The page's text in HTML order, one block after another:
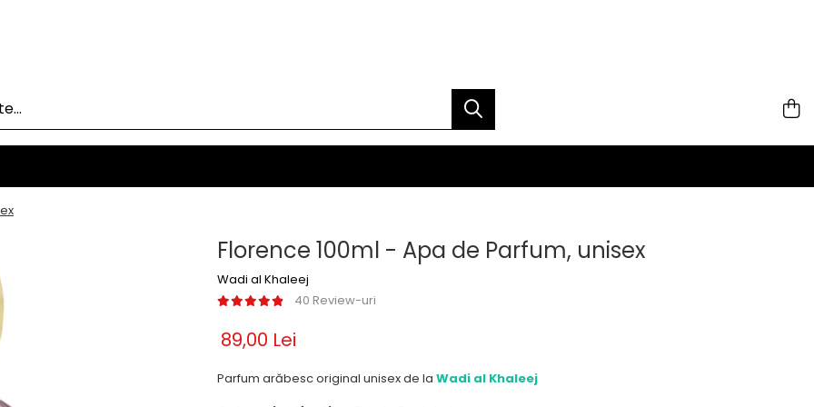
Florence 100ml - Apa de Parfum, unisex
Wadi al Khaleej
40 Review-uri
89,00 Lei
Parfum arăbesc original unisex de la Wadi al Khaleej